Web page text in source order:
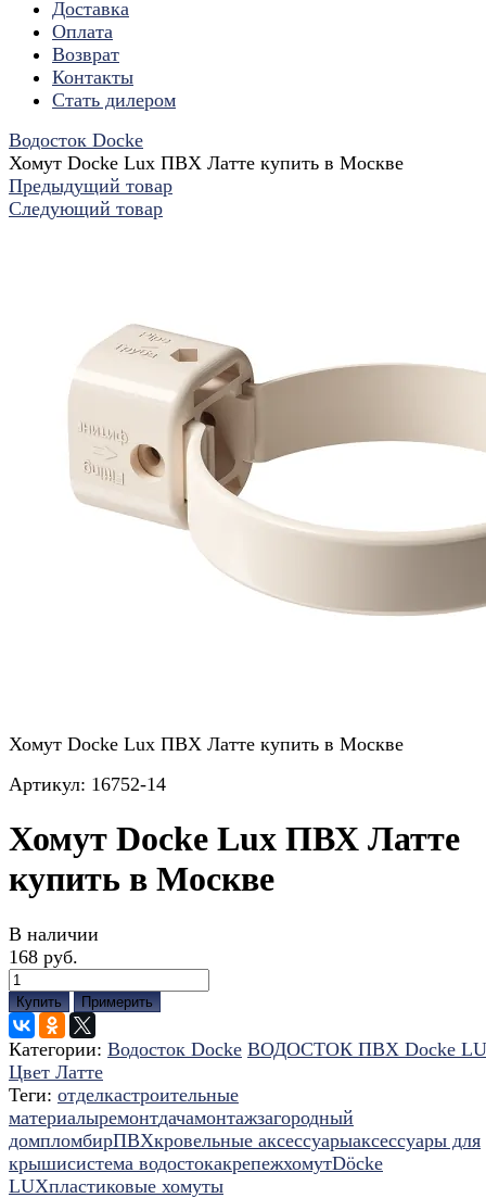
Доставка
Оплата
Возврат
Контакты
Стать дилером
Водосток Docke
Хомут Docke Lux ПВХ Латте купить в Москве
Предыдущий товар
Следующий товар
Хомут Docke Lux ПВХ Латте купить в Москве
Артикул: 16752-14
Хомут Docke Lux ПВХ Латте
купить в Москве
В наличии
168 руб.
Купить Примерить
Категории: Водосток Docke ВОДОСТОК ПВХ Docke
Цвет Латте
Теги: отделкастроительные
материалыремонтдачамонтажзагородный
домпломбирПВХкровельные аксессуарыаксессуары для
крышисистема водостокакрепежхомутDöcke
LUXпластиковые хомуты